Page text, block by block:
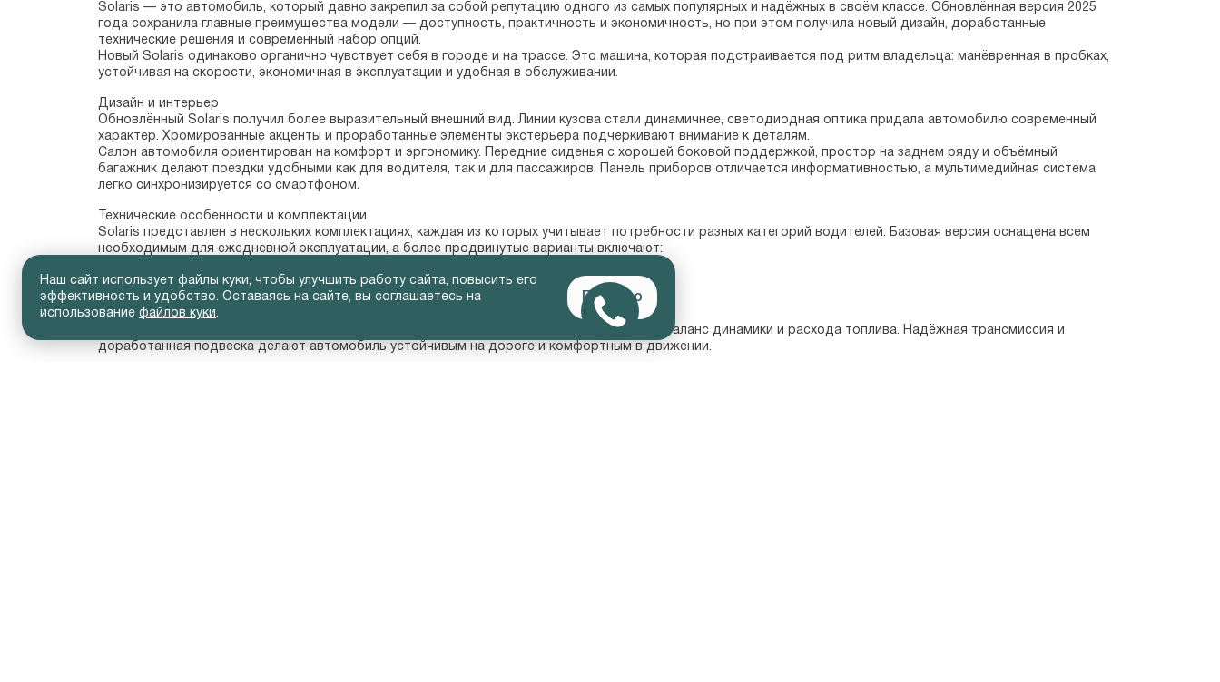
Solaris — это автомобиль, который давно закрепил за собой репутацию одного из самых популярных и надёжных в своём классе. Обновлённая версия 2025
года сохранила главные преимущества модели — доступность, практичность и экономичность, но при этом получила новый дизайн, доработанные
технические решения и современный набор опций.
Новый Solaris одинаково органично чувствует себя в городе и на трассе. Это машина, которая подстраивается под ритм владельца: манёвренная в пробках,
устойчивая на скорости, экономичная в эксплуатации и удобная в обслуживании.
Дизайн и интерьер
Обновлённый Solaris получил более выразительный внешний вид. Линии кузова стали динамичнее, светодиодная оптика придала автомобилю современный
характер. Хромированные акценты и проработанные элементы экстерьера подчеркивают внимание к деталям.
Салон автомобиля ориентирован на комфорт и эргономику. Передние сиденья с хорошей боковой поддержкой, простор на заднем ряду и объёмный
багажник делают поездки удобными как для водителя, так и для пассажиров. Панель приборов отличается информативностью, а мультимедийная система
легко синхронизируется со смартфоном.
Технические особенности и комплектации
Solaris представлен в нескольких комплектациях, каждая из которых учитывает потребности разных категорий водителей. Базовая версия оснащена всем
необходимым для ежедневной эксплуатации, а более продвинутые варианты включают:
•   современную мультимедийную систему с большим экраном;
•   камеры заднего вида и датчики парковки;
•   комплекс активных систем безопасности.
Под капотом Solaris предлагаются проверенные временем двигатели, обеспечивающие баланс динамики и расхода топлива. Надёжная трансмиссия и
доработанная подвеска делают автомобиль устойчивым на дороге и комфортным в движении.
Наш сайт использует файлы куки, чтобы улучшить работу сайта, повысить его
эффективность и удобство. Оставаясь на сайте, вы соглашаетесь на
использование файлов куки.
Понятно